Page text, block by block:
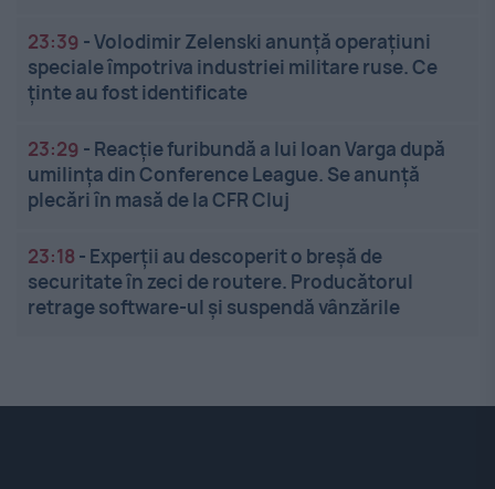
23:39 -Volodimir Zelenski anunță operațiuni
speciale împotriva industriei militare ruse. Ce
ținte au fost identificate
23:29 - Reacție furibundă a lui Ioan Varga după
umilința din Conference League. Se anunță
plecări în masă de la CFR Cluj
23:18 - Experții au descoperit o breșă de
securitate în zeci de routere. Producătorul
retrage software-ul și suspendă vânzările